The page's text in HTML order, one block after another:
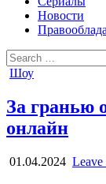
Новости
Search
for:
Posted
Шоу
За гранью
онлайн
01.04.2024 Leave